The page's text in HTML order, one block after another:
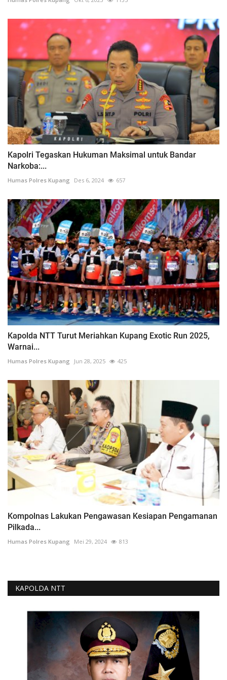
Kapolri Tegaskan Hukuman Maksimal untuk Bandar
Narkoba:...
Humas Polres Kupang Des 6, 2024 657
Kapolda NTT Turut Meriahkan Kupang Exotic Run 2025,
Warnai...
Humas Polres Kupang Jun 28, 2025 425
Kompolnas Lakukan Pengawasan Kesiapan Pengamanan
Pilkada...
Humas Polres Kupang Mei 29, 2024 813
KAPOLDA NTT